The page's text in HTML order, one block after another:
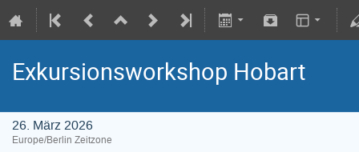
Exkursionsworkshop Hobart
26. März 2026
Europe/Berlin Zeitzone